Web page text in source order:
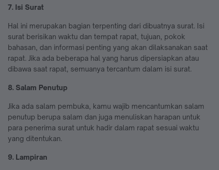
7. Isi Surat
Hal ini merupakan bagian terpenting dari dibuatnya surat. Isi
surat berisikan waktu dan tempat rapat, tujuan, pokok
bahasan, dan informasi penting yang akan dilaksanakan saat
rapat. Jika ada beberapa hal yang harus dipersiapkan atau
dibawa saat rapat, semuanya tercantum dalam isi surat.
8. Salam Penutup
Jika ada salam pembuka, kamu wajib mencantumkan salam
penutup berupa salam dan juga menuliskan harapan untuk
para penerima surat untuk hadir dalam rapat sesuai waktu
yang ditentukan.
9. Lampiran